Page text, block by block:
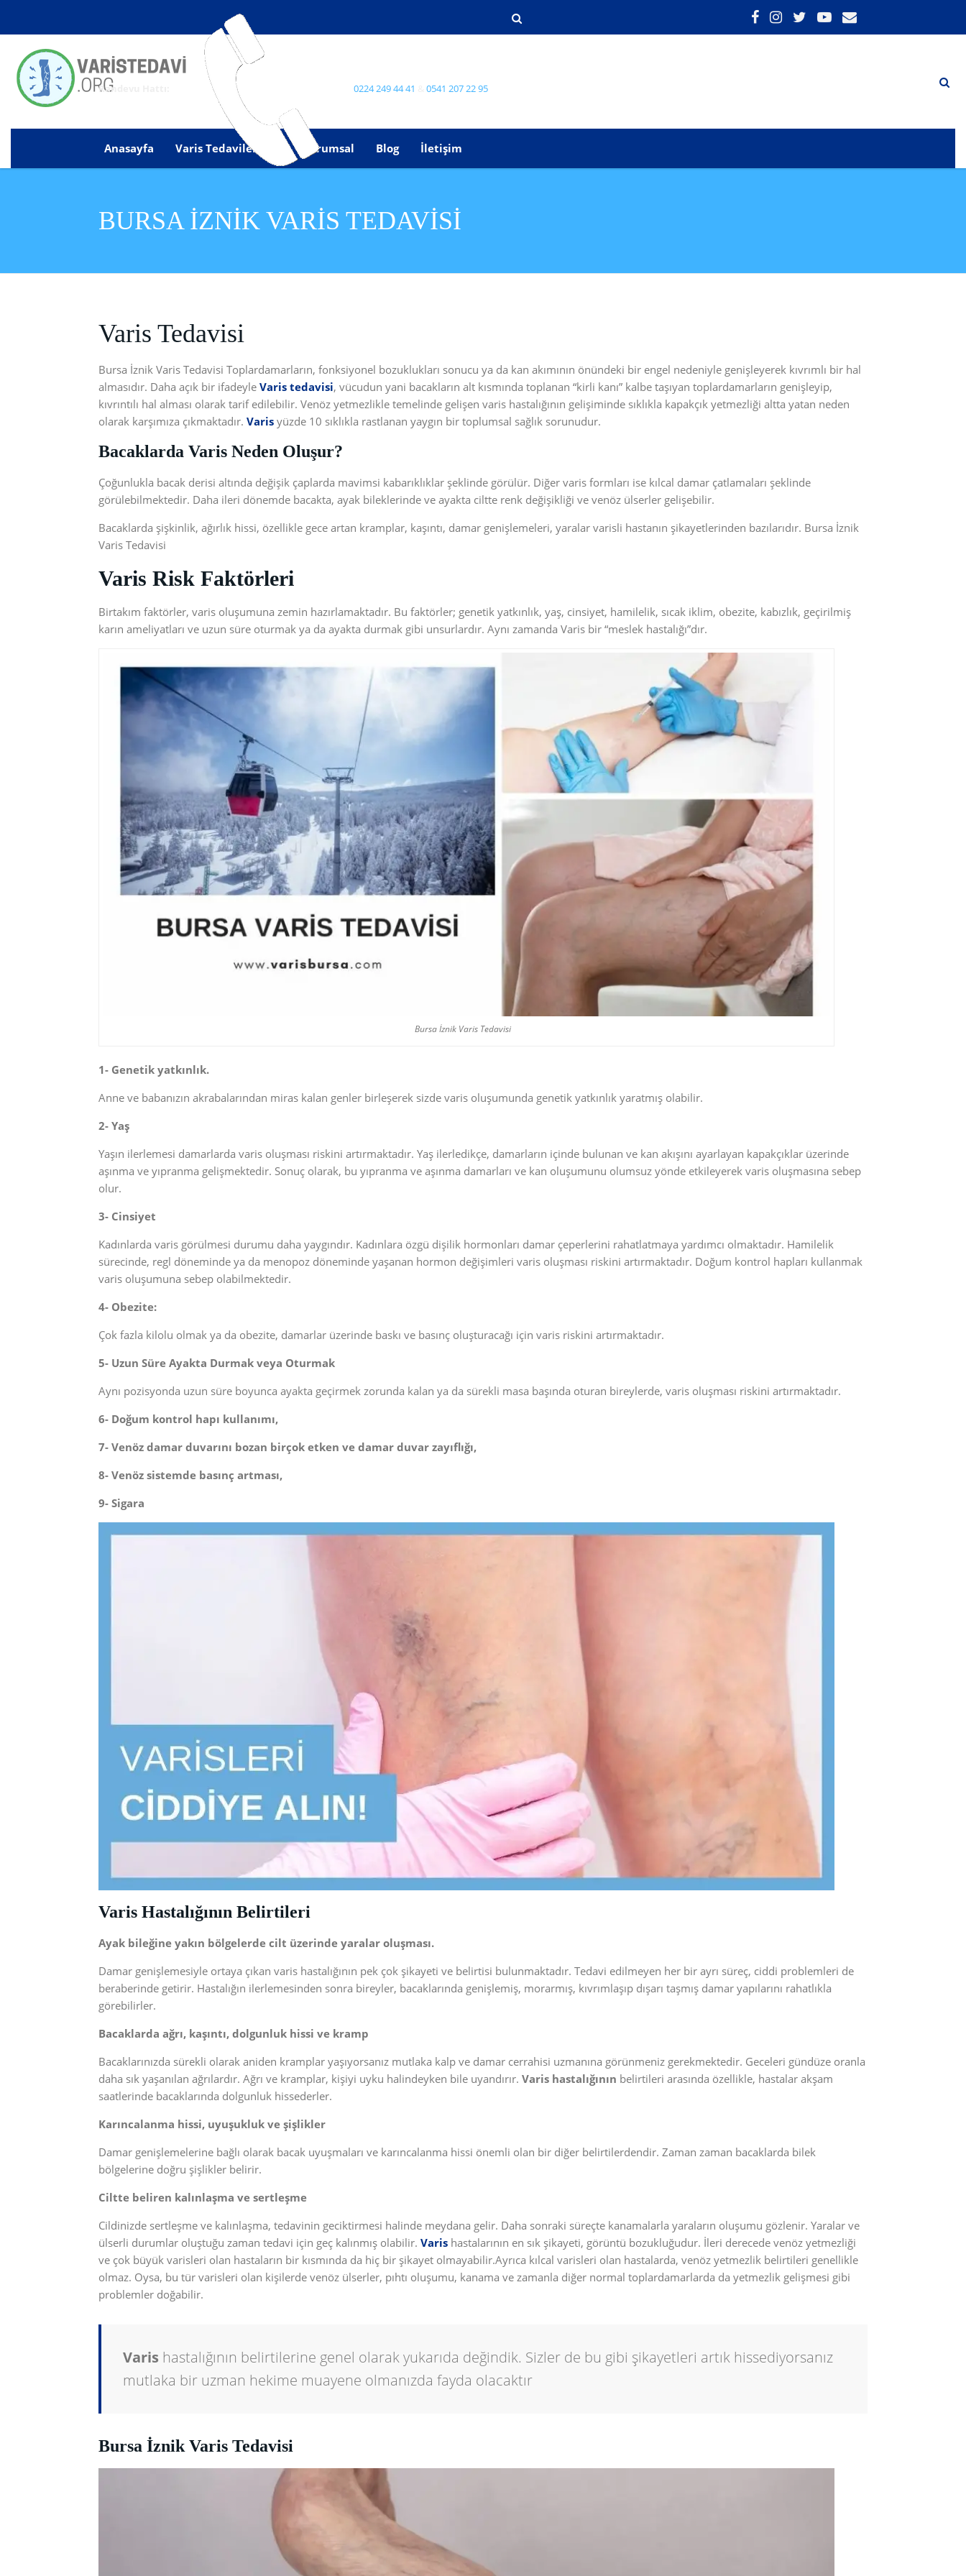
Randevu Hattı: 0224 249 44 41 0541 207 22 95
Anasayfa Varis Tedavilerimiz Kurumsal Blog İletişim
BURSA İZNIK VARIS TEDAVISI
Varis Tedavisi
Bursa İznik Varis Tedavisi Toplardamarların, fonksiyonel bozuklukları sonucu ya da kan akımının önündeki bir engel nedeniyle genişleyerek kıvrımlı bir hal
almasıdır. Daha açık bir ifadeyle Varis tedavisi, vücudun yani bacakların alt kısmında toplanan “kirli kanı” kalbe taşıyan toplardamarların genişleyip,
kıvrıntılı hal alması olarak tarif edilebilir. Venöz yetmezlikle temelinde gelişen varis hastalığının gelişiminde sıklıkla kapakçık yetmezliği altta yatan neden
olarak karşımıza çıkmaktadır. Varis yüzde 10 sıklıkla rastlanan yaygın bir toplumsal sağlık sorunudur.
Bacaklarda Varis Neden Oluşur?
Çoğunlukla bacak derisi altında değişik çaplarda mavimsi kabarıklıklar şeklinde görülür. Diğer varis formları ise kılcal damar çatlamaları şeklinde
görülebilmektedir. Daha ileri dönemde bacakta, ayak bileklerinde ve ayakta ciltte renk değişikliği ve venöz ülserler gelişebilir.
Bacaklarda şişkinlik, ağırlık hissi, özellikle gece artan kramplar, kaşıntı, damar genişlemeleri, yaralar varisli hastanın şikayetlerinden bazılarıdır. Bursa İznik
Varis Tedavisi
Varis Risk Faktörleri
Birtakım faktörler, varis oluşumuna zemin hazırlamaktadır. Bu faktörler; genetik yatkınlık, yaş, cinsiyet, hamilelik, sıcak iklim, obezite, kabızlık, geçirilmiş
karın ameliyatları ve uzun süre oturmak ya da ayakta durmak gibi unsurlardır. Aynı zamanda Varis bir “meslek hastalığı”dır.
Bursa İznik Varis Tedavisi
1- Genetik yatkınlık.
Anne ve babanızın akrabalarından miras kalan genler birleşerek sizde varis oluşumunda genetik yatkınlık yaratmış olabilir.
2- Yaş
Yaşın ilerlemesi damarlarda varis oluşması riskini artırmaktadır. Yaş ilerledikçe, damarların içinde bulunan ve kan akışını ayarlayan kapakçıklar üzerinde
aşınma ve yıpranma gelişmektedir. Sonuç olarak, bu yıpranma ve aşınma damarları ve kan oluşumunu olumsuz yönde etkileyerek varis oluşmasına sebep
olur.
3- Cinsiyet
Kadınlarda varis görülmesi durumu daha yaygındır. Kadınlara özgü dişilik hormonları damar çeperlerini rahatlatmaya yardımcı olmaktadır. Hamilelik
sürecinde, regl döneminde ya da menopoz döneminde yaşanan hormon değişimleri varis oluşması riskini artırmaktadır. Doğum kontrol hapları kullanmak
varis oluşumuna sebep olabilmektedir.
4- Obezite:
Çok fazla kilolu olmak ya da obezite, damarlar üzerinde baskı ve basınç oluşturacağı için varis riskini artırmaktadır.
5- Uzun Süre Ayakta Durmak veya Oturmak
Aynı pozisyonda uzun süre boyunca ayakta geçirmek zorunda kalan ya da sürekli masa başında oturan bireylerde, varis oluşması riskini artırmaktadır.
6- Doğum kontrol hapı kullanımı,
7- Venöz damar duvarını bozan birçok etken ve damar duvar zayıflığı,
8- Venöz sistemde basınç artması,
9- Sigara
Varis Hastalığının Belirtileri
Ayak bileğine yakın bölgelerde cilt üzerinde yaralar oluşması.
Damar genişlemesiyle ortaya çıkan varis hastalığının pek çok şikayeti ve belirtisi bulunmaktadır. Tedavi edilmeyen her bir ayrı süreç, ciddi problemleri de
beraberinde getirir. Hastalığın ilerlemesinden sonra bireyler, bacaklarında genişlemiş, morarmış, kıvrımlaşıp dışarı taşmış damar yapılarını rahatlıkla
görebilirler.
Bacaklarda ağrı, kaşıntı, dolgunluk hissi ve kramp
Bacaklarınızda sürekli olarak aniden kramplar yaşıyorsanız mutlaka kalp ve damar cerrahisi uzmanına görünmeniz gerekmektedir. Geceleri gündüze oranla
daha sık yaşanılan ağrılardır. Ağrı ve kramplar, kişiyi uyku halindeyken bile uyandırır. Varis hastalığının belirtileri arasında özellikle, hastalar akşam
saatlerinde bacaklarında dolgunluk hissederler.
Karıncalanma hissi, uyuşukluk ve şişlikler
Damar genişlemelerine bağlı olarak bacak uyuşmaları ve karıncalanma hissi önemli olan bir diğer belirtilerdendir. Zaman zaman bacaklarda bilek
bölgelerine doğru şişlikler belirir.
Ciltte beliren kalınlaşma ve sertleşme
Cildinizde sertleşme ve kalınlaşma, tedavinin geciktirmesi halinde meydana gelir. Daha sonraki süreçte kanamalarla yaraların oluşumu gözlenir. Yaralar ve
ülserli durumlar oluştuğu zaman tedavi için geç kalınmış olabilir. Varis hastalarının en sık şikayeti, görüntü bozukluğudur. İleri derecede venöz yetmezliği
ve çok büyük varisleri olan hastaların bir kısmında da hiç bir şikayet olmayabilir.Ayrıca kılcal varisleri olan hastalarda, venöz yetmezlik belirtileri genellikle
olmaz. Oysa, bu tür varisleri olan kişilerde venöz ülserler, pıhtı oluşumu, kanama ve zamanla diğer normal toplardamarlarda da yetmezlik gelişmesi gibi
problemler doğabilir.
Varis hastalığının belirtilerine genel olarak yukarıda değindik. Sizler de bu gibi şikayetleri artık hissediyorsanız
mutlaka bir uzman hekime muayene olmanızda fayda olacaktır
Bursa İznik Varis Tedavisi